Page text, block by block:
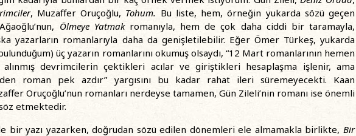
, Muzaffer Oruçoğlu, Tohum. Bu liste, hem, örneğin yukarda sözü geçen
Ölmeye Yatmak romanıyla, hem de çok daha ciddi bir taramayla,
yazarların romanlarıyla daha da genişletilebilir. Eğer Ömer Türkeş, yukarda
üç yazarın romanlarını okumuş olsaydı, “12 Mart romanlarının hemen
alınmış devrimcilerin çektikleri acılar ve giriştikleri hesaplaşma işlenir, ama
roman pek azdır” yargısını bu kadar rahat ileri süremeyecekti. Kaan
Oruçoğlu’nun romanları nerdeyse tamamen, Gün Zileli’nin romanı ise önemli
etmektedir.
bir yazı yazarken, doğrudan sözü edilen dönemleri ele almamakla birlikte, Bir